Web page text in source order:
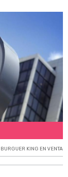
BURGUER KING EN VENTA